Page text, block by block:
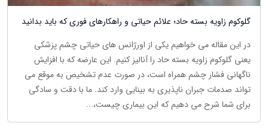
گلوکوم زاویه بسته حاد؛ علائم حیاتی و راهکارهای فوری که باید بدانید
در این مقاله می خواهیم یکی از اورژانس های حیاتی چشم پزشکی
یعنی گلوکوم زاویه بسته حاد را آنالیز کنیم. این عارضه که با افزایش
ناگهانی فشار چشم همراه است، در صورت عدم تشخیص به موقع می
تواند صدمات جبران ناپذیری به بینایی وارد کند. ما با دقت و سادگی
برای شما شرح می دهیم که این بیماری چیست،...